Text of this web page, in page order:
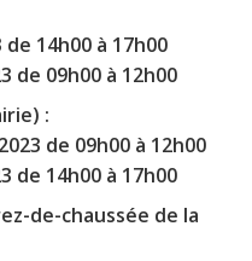
14h00 à 17h00
de 09h00 à 12h00
:
de 09h00 à 12h00
de 14h00 à 17h00
de-chaussée de la